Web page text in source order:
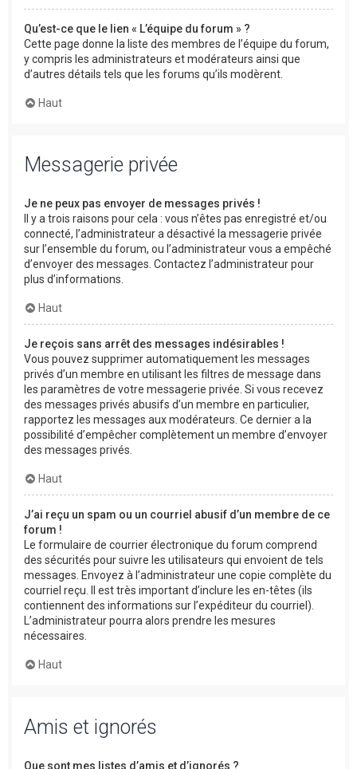
Qu’est-ce que le lien « L’équipe du forum » ?
Cette page donne la liste des membres de l’équipe du forum,
y compris les administrateurs et modérateurs ainsi que
d’autres détails tels que les forums qu’ils modèrent.
Haut
Messagerie privée
Je ne peux pas envoyer de messages privés !
Il y a trois raisons pour cela : vous n’êtes pas enregistré et/ou
connecté, l’administrateur a désactivé la messagerie privée
sur l’ensemble du forum, ou l’administrateur vous a empêché
d’envoyer des messages. Contactez l’administrateur pour
plus d’informations.
Haut
Je reçois sans arrêt des messages indésirables !
Vous pouvez supprimer automatiquement les messages
privés d’un membre en utilisant les filtres de message dans
les paramètres de votre messagerie privée. Si vous recevez
des messages privés abusifs d’un membre en particulier,
rapportez les messages aux modérateurs. Ce dernier a la
possibilité d’empêcher complètement un membre d’envoyer
des messages privés.
Haut
J’ai reçu un spam ou un courriel abusif d’un membre de ce
forum !
Le formulaire de courrier électronique du forum comprend
des sécurités pour suivre les utilisateurs qui envoient de tels
messages. Envoyez à l’administrateur une copie complète du
courriel reçu. Il est très important d’inclure les en-têtes (ils
contiennent des informations sur l’expéditeur du courriel).
L’administrateur pourra alors prendre les mesures
nécessaires.
Haut
Amis et ignorés
Que sont mes listes d’amis et d’ignorés ?